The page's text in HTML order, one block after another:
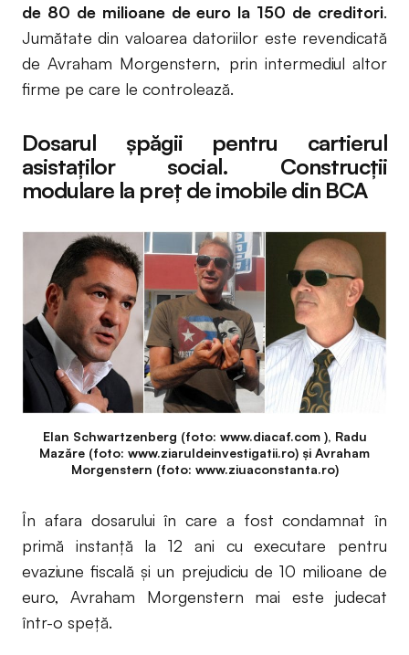
de 80 de milioane de euro la 150 de creditori.
Jumătate din valoarea datoriilor este revendicată
de Avraham Morgenstern, prin intermediul altor
firme pe care le controlează.
Dosarul șpăgii pentru cartierul
asistaților social. Construcții
modulare la preț de imobile din BCA
Elan Schwartzenberg (foto: www.diacaf.com ), Radu
Mazăre (foto: www.ziaruldeinvestigatii.ro) și Avraham
Morgenstern (foto: www.ziuaconstanta.ro)
În afara dosarului în care a fost condamnat în
primă instanță la 12 ani cu executare pentru
evaziune fiscală și un prejudiciu de 10 milioane de
euro, Avraham Morgenstern mai este judecat
într-o speță.